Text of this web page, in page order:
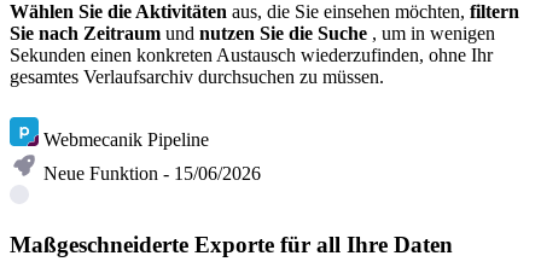
Wählen Sie die Aktivitäten aus, die Sie einsehen möchten, filtern
Sie nach Zeitraum und nutzen Sie die Suche , um in wenigen
Sekunden einen konkreten Austausch wiederzufinden, ohne Ihr
gesamtes Verlaufsarchiv durchsuchen zu müssen.
Webmecanik Pipeline
Neue Funktion - 15/06/2026
Maßgeschneiderte Exporte für all Ihre Daten